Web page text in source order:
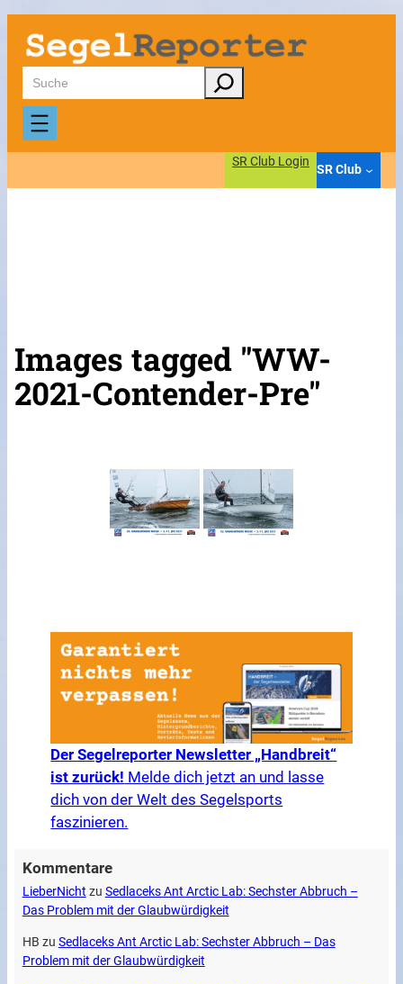
Suchen
SR Club Login
SR Club
Images tagged "WW-
2021-Contender-Pre"
Der Segelreporter Newsletter „Handbreit“
ist zurück! Melde dich jetzt an und lasse
dich von der Welt des Segelsports
faszinieren.
Kommentare
LieberNicht zu Sedlaceks Ant Arctic Lab: Sechster Abbruch –
Das Problem mit der Glaubwürdigkeit
HB zu Sedlaceks Ant Arctic Lab: Sechster Abbruch – Das
Problem mit der Glaubwürdigkeit